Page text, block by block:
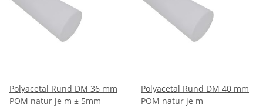
Polyacetal Rund DM 36 mm
POM natur je m ± 5mm
Polyacetal Rund DM 40 mm
POM natur je m